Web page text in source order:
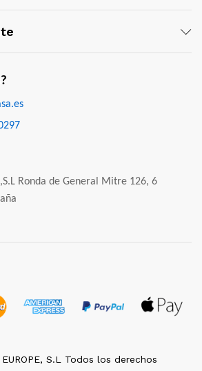
Ronda de General Mitre 126, 6
S.L Todos los derechos